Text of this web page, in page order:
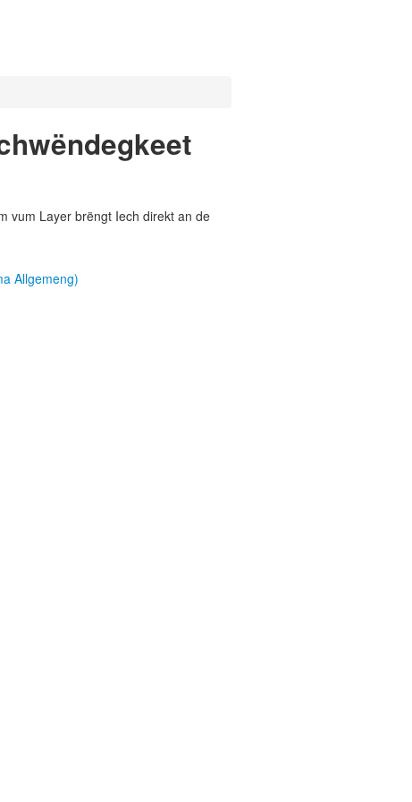
vum Layer brëngt Iech direkt an de
Allgemeng)